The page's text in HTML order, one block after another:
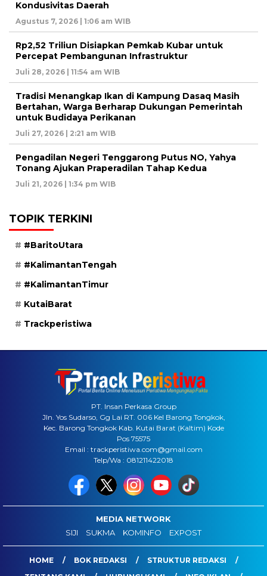
Kondusivitas Daerah
Agustus 7, 2026 | 1:06 am WIB
Rp2,52 Triliun Disiapkan Pemkab Kubar untuk
Percepat Pembangunan Infrastruktur
Juli 28, 2026 | 11:54 am WIB
Tradisi Menangkap Ikan di Kampung Dasaq Masih
Bertahan, Warga Berharap Dukungan Pemerintah
untuk Budidaya Perikanan
Juli 27, 2026 | 2:21 am WIB
Pengadilan Negeri Tenggarong Putus NO, Yahya
Tonang Ajukan Praperadilan Tahap Kedua
Juli 21, 2026 | 1:34 pm WIB
TOPIK TERKINI
#BaritoUtara
#KalimantanTengah
#KalimantanTimur
KutaiBarat
Trackperistiwa
PT. Insan Perkasa Group
Jln. Yos Sudarso, Gg Lai RT. 006 Kel Barong Tongkok,
Kec. Barong Tongkok Kab. Kutai Barat (Kaltim) Kode
Pos 75575
Email : trackperistiwa.com@gmail.com
Telp/Wa : 081211422018
MEDIA NETWORK
SIJI
SUKMA KOMINFO EXPOST
HOME BOK REDAKSI
STRUKTUR REDAKSI